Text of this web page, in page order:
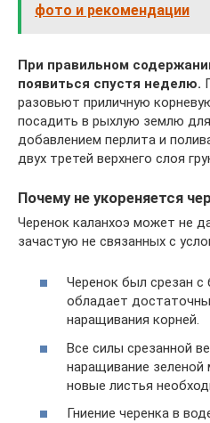
фото и рекомендации
При правильном
появиться спустя неделю.
разовьют приличную
посадить в рыхлую землю для
добавлением перлита и
двух третей верхнего слоя
Почему не укореняется
Черенок каланхоэ может не
зачастую не связанных с
Черенок был срезан с
обладает
наращивания корней.
Все силы срезанной
наращивание
новые листья
Гниение черенка в